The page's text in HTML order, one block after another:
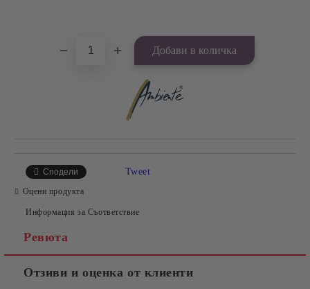
Сподели Tweet
Оцени продукта
Информация за Съответствие
Ревюта
Отзиви и оценка от клиенти